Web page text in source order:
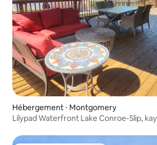
Hébergement ⋅ Montgomery
Lilypad Waterfront Lake Conroe-Slip,